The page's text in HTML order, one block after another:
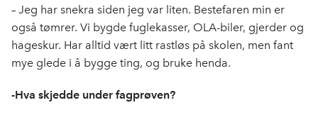
o
o
k
d
I
n
t
– Jeg har snekra siden jeg var liten. Bestefaren min er
også tømrer. Vi bygde fuglekasser, OLA-biler, gjerder og
hageskur. Har alltid vært litt rastløs på skolen, men fant
mye glede i å bygge ting, og bruke henda.
-Hva skjedde under fagprøven?